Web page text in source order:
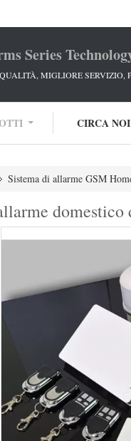
Series
MIGLIORE SERVIZIO,
CIRCA NOI
Sistema di allarme GSM